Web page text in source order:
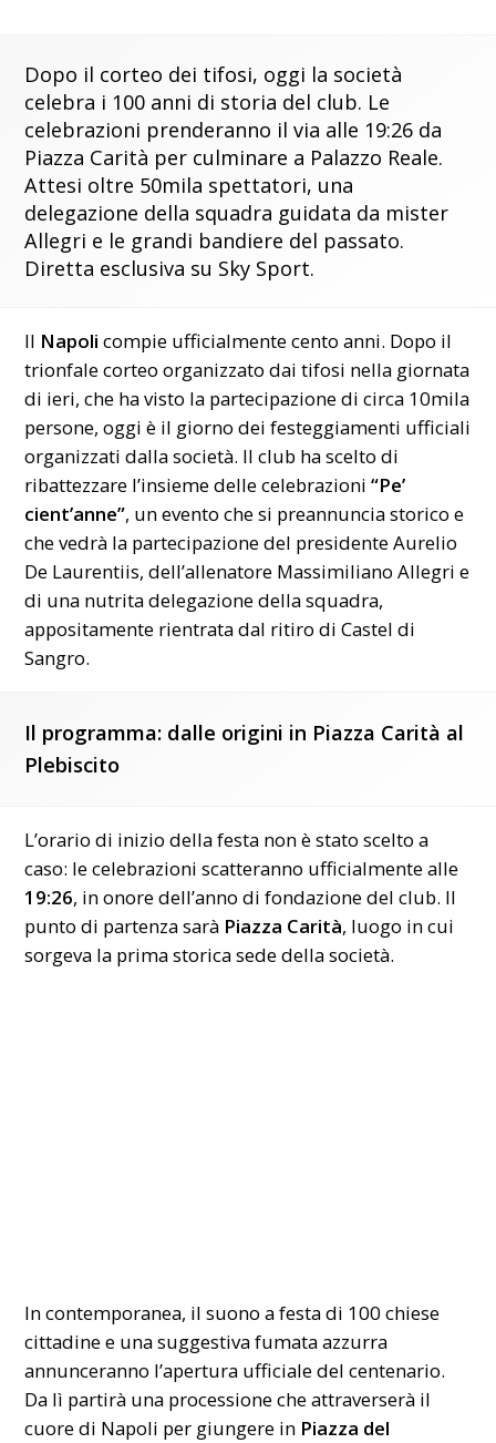
Dopo il corteo dei tifosi, oggi la società
celebra i 100 anni di storia del club. Le
celebrazioni prenderanno il via alle 19:26 da
Piazza Carità per culminare a Palazzo Reale.
Attesi oltre 50mila spettatori, una
delegazione della squadra guidata da mister
Allegri e le grandi bandiere del passato.
Diretta esclusiva su Sky Sport.
Il Napoli compie ufficialmente cento anni. Dopo il
trionfale corteo organizzato dai tifosi nella giornata
di ieri, che ha visto la partecipazione di circa 10mila
persone, oggi è il giorno dei festeggiamenti ufficiali
organizzati dalla società. Il club ha scelto di
ribattezzare l’insieme delle celebrazioni“Pe’
cient’anne”, un evento che si preannuncia storico e
che vedrà la partecipazione del presidente Aurelio
De Laurentiis, dell’allenatore Massimiliano Allegri e
di una nutrita delegazione della squadra,
appositamente rientrata dal ritiro di Castel di
Sangro.
Il programma: dalle origini in Piazza Carità al
Plebiscito
L’orario di inizio della festa non è stato scelto a
caso: le celebrazioni scatteranno ufficialmente alle
19:26, in onore dell’anno di fondazione del club. Il
punto di partenza sarà Piazza Carità, luogo in cui
sorgeva la prima storica sede della società.
In contemporanea, il suono a festa di 100 chiese
cittadine e una suggestiva fumata azzurra
annunceranno l’apertura ufficiale del centenario.
Da lì partirà una processione che attraverserà il
cuore di Napoli per giungere in Piazza del